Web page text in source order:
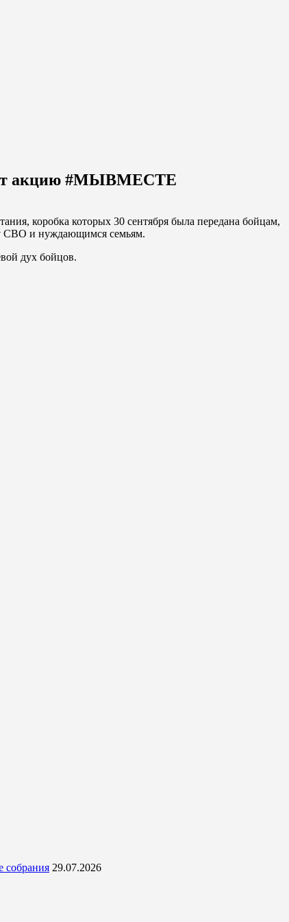
акцию #МЫВМЕСТЕ
коробка которых 30 сентября была передана бойцам,
СВО и нуждающимся семьям.
дух бойцов.
собрания 29.07.2026